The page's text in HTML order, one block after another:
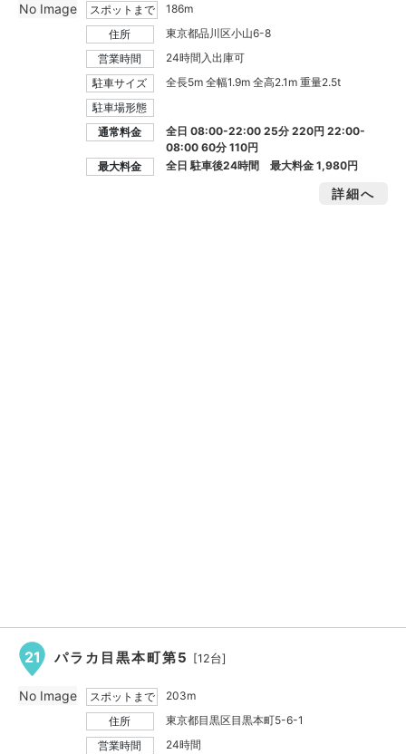
スポットまで
186m
住所
東京都品川区小山6-8
営業時間
24時間入出庫可
駐車サイズ
全長5m 全幅1.9m 全高2.1m 重量2.5t
駐車場形態
通常料金
全日 08:00-22:00 25分 220円 22:00-
08:00 60分 110円
最大料金
全日 駐車後24時間 最大料金1,980円
詳細へ
No Image
21 パラカ目黒本町第5 [12台]
スポットまで
203m
住所
東京都目黒区目黒本町5-6-1
営業時間
24時間
No Image